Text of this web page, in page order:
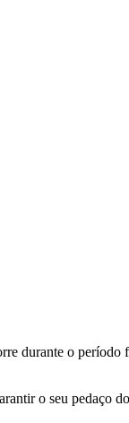
durante o
o seu pedaço